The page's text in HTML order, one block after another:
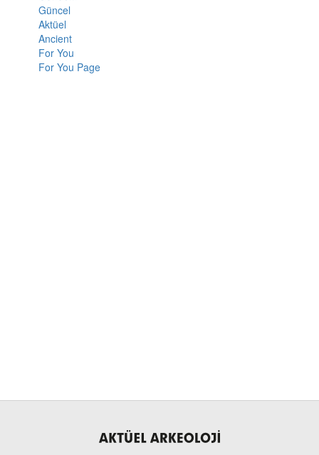
Güncel
Aktüel
Ancient
For You
For You Page